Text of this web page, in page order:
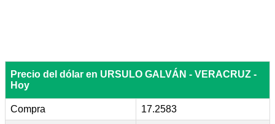
Precio del dólar en URSULO GALVÁN - VERACRUZ -
Hoy
Compra 17.2583